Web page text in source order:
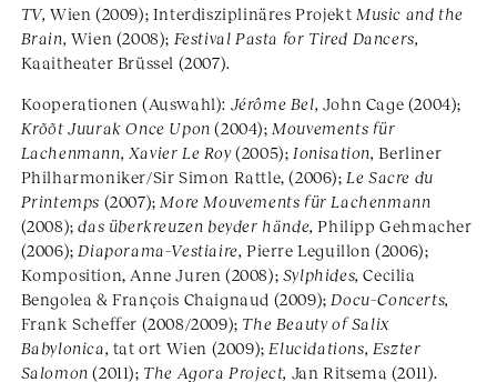
TV, Wien (2009); Interdisziplinäres Projekt Music and the
Brain, Wien (2008); Festival Pasta for Tired Dancers,
Kaaitheater Brüssel (2007).
Kooperationen (Auswahl): Jérôme Bel, John Cage (2004);
Krõõt Juurak Once Upon (2004); Mouvements für
Lachenmann, Xavier Le Roy(2005); Ionisation, Berliner
Philharmoniker/Sir Simon Rattle, (2006); Le Sacre du
Printemps (2007); More Mouvements für Lachenmann
(2008);das überkreuzen beyder hände, Philipp Gehmacher
(2006); Diaporama–Vestiaire, Pierre Leguillon (2006);
Komposition, Anne Juren (2008); Sylphides, Cecilia
Bengolea & François Chaignaud (2009); Docu–Concerts,
Frank Scheffer (2008/2009); The Beauty of Salix
Babylonica, tat ort Wien (2009); Elucidations, Eszter
Salomon (2011); The Agora Project, Jan Ritsema (2011).